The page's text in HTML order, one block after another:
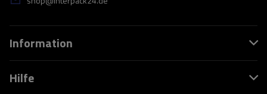
Information
Hilfe